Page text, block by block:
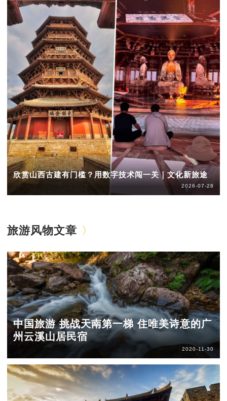
欣赏山西古建有门槛？用数字技术闯一关｜文化新旅途
2026-07-28
旅游风物文章
中国旅游 挑战天南第一梯 住唯美诗意的广
州云溪山居民宿
2020-11-30